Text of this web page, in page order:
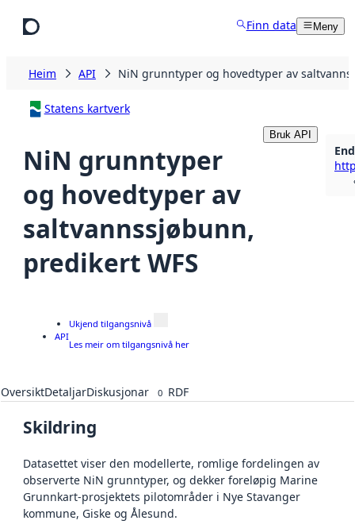
Finn data Meny
Heim API NiN grunntyper og hovedtyper av
Statens kartverk
NiN grunntyper
og hovedtyper av
saltvannssjøbunn,
predikert WFS
Bruk API
API
Ukjend tilgangsnivå
Les meir om tilgangsnivå her
OversiktDetaljarDiskusjonar 0 RDF
Skildring
Datasettet viser den modellerte, romlige fordelingen av
observerte NiN grunntyper, og dekker foreløpig Marine
Grunnkart-prosjektets pilotområder i Nye Stavanger
kommune, Giske og Ålesund.